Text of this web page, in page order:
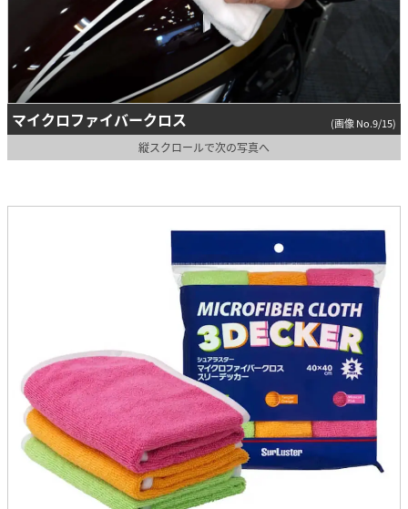
マイクロファイバークロス (画像 No.9/15)
縦スクロールで次の写真へ